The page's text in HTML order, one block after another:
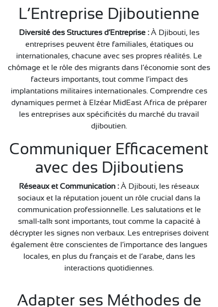
L’Entreprise Djiboutienne
Diversité des Structures d’Entreprise :À Djibouti, les
entreprises peuvent être familiales, étatiques ou
internationales, chacune avec ses propres réalités. Le
chômage et le rôle des migrants dans l’économie sont des
facteurs importants, tout comme l’impact des
implantations militaires internationales. Comprendre ces
dynamiques permet à Elzéar MidEast Africa de préparer
les entreprises aux spécificités du marché du travail
djiboutien.
Communiquer Efficacement
avec des Djiboutiens
Réseaux et Communication :À Djibouti, les réseaux
sociaux et la réputation jouent un rôle crucial dans la
communication professionnelle. Les salutations et le
small-talk sont importants, tout comme la capacité à
décrypter les signes non verbaux. Les entreprises doivent
également être conscientes de l’importance des langues
locales, en plus du français et de l’arabe, dans les
interactions quotidiennes.
Adapter ses Méthodes de